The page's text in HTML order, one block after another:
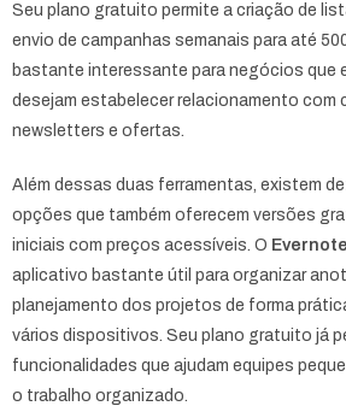
Seu plano gratuito permite a criação de
envio de campanhas semanais para até
bastante interessante para negócios que
desejam estabelecer relacionamento com
newsletters e ofertas.
Além dessas duas ferramentas, existem
opções que também oferecem versões
iniciais com preços acessíveis. O Evernote
aplicativo bastante útil para organizar
planejamento dos projetos de forma
vários dispositivos. Seu plano gratuito já
funcionalidades que ajudam equipes
o trabalho organizado.